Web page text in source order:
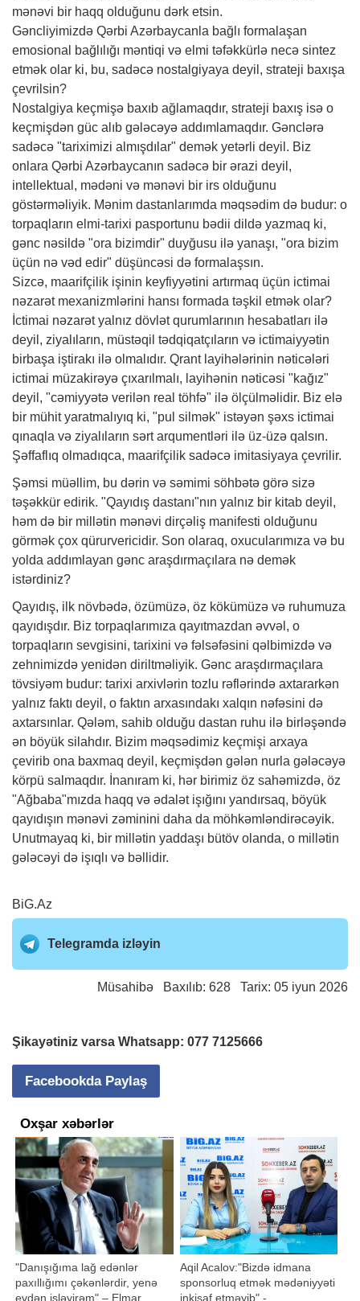
mənəvi bir haqq olduğunu dərk etsin.
Gəncliyimizdə Qərbi Azərbaycanla bağlı formalaşan
emosional bağlılığı məntiqi və elmi təfəkkürlə necə sintez
etmək olar ki, bu, sadəcə nostalgiyaya deyil, strateji baxışa
çevrilsin?
Nostalgiya keçmişə baxıb ağlamaqdır, strateji baxış isə o
keçmişdən güc alıb gələcəyə addımlamaqdır. Gənclərə
sadəcə "tariximizi almışdılar" demək yetərli deyil. Biz
onlara Qərbi Azərbaycanın sadəcə bir ərazi deyil,
intellektual, mədəni və mənəvi bir irs olduğunu
göstərməliyik. Mənim dastanlarımda məqsədim də budur: o
torpaqların elmi-tarixi pasportunu bədii dildə yazmaq ki,
gənc nəsildə "ora bizimdir" duyğusu ilə yanaşı, "ora bizim
üçün nə vəd edir" düşüncəsi də formalaşsın.
Sizcə, maarifçilik işinin keyfiyyətini artırmaq üçün ictimai
nəzarət mexanizmlərini hansı formada təşkil etmək olar?
İctimai nəzarət yalnız dövlət qurumlarının hesabatları ilə
deyil, ziyalıların, müstəqil tədqiqatçıların və ictimaiyyətin
birbaşa iştirakı ilə olmalıdır. Qrant layihələrinin nəticələri
ictimai müzakirəyə çıxarılmalı, layihənin nəticəsi "kağız"
deyil, "cəmiyyətə verilən real töhfə" ilə ölçülməlidir. Biz elə
bir mühit yaratmalıyıq ki, "pul silmək" istəyən şəxs ictimai
qınaqla və ziyalıların sərt arqumentləri ilə üz-üzə qalsın.
Şəffaflıq olmadıqca, maarifçilik sadəcə imitasiyaya çevrilir.
Şəmsi müəllim, bu dərin və səmimi söhbətə görə sizə
təşəkkür edirik. "Qayıdış dastanı"nın yalnız bir kitab deyil,
həm də bir millətin mənəvi dirçəliş manifesti olduğunu
görmək çox qürurvericidir. Son olaraq, oxucularımıza və bu
yolda addımlayan gənc araşdırmaçılara nə demək
istərdiniz?
Qayıdış, ilk növbədə, özümüzə, öz kökümüzə və ruhumuza
qayıdışdır. Biz torpaqlarımıza qayıtmazdan əvvəl, o
torpaqların sevgisini, tarixini və fəlsəfəsini qəlbimizdə və
zehnimizdə yenidən diriltməliyik. Gənc araşdırmaçılara
tövsiyəm budur: tarixi arxivlərin tozlu rəflərində axtararkən
yalnız faktı deyil, o faktın arxasındakı xalqın nəfəsini də
axtarsınlar. Qələm, sahib olduğu dastan ruhu ilə birləşəndə
ən böyük silahdır. Bizim məqsədimiz keçmişi arxaya
çevirib ona baxmaq deyil, keçmişdən gələn nurla gələcəyə
körpü salmaqdır. İnanıram ki, hər birimiz öz sahəmizdə, öz
"Ağbaba"mızda haqq və ədalət işığını yandırsaq, böyük
qayıdışın mənəvi zəminini daha da möhkəmləndirəcəyik.
Unutmayaq ki, bir millətin yaddaşı bütöv olanda, o millətin
gələcəyi də işıqlı və bəllidir.
BiG.Az
Telegramda izləyin
Müsahibə Baxılıb: 628 Tarix: 05 iyun 2026
Şikayətiniz varsa Whatsapp: 077 7125666
Facebookda Paylaş
Oxşar xəbərlər
"Danışığıma lağ edənlər
paxıllığımı çəkənlərdir, yenə
evdən işləyirəm" – Elmar
Aqil Acalov:"Bizdə idmana
sponsorluq etmək mədəniyyəti
inkişaf etməyib" -